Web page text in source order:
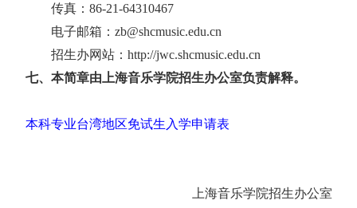
传真： 86-21-64310467
电子邮箱： zb@shcmusic.edu.cn
招生办网站： http://jwc.shcmusic.edu.cn
七、本简章由上海音乐学院招生办公室负责解释。
本科专业台湾地区免试生入学申请表
上海音乐学院招生办公室